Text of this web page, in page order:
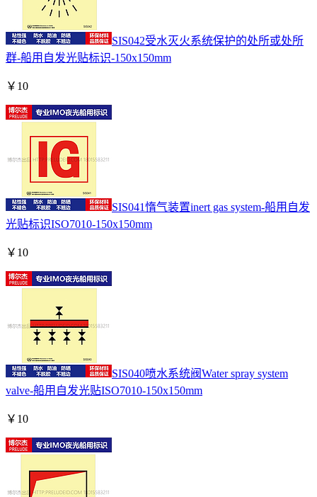
SIS042受水灭火系统保护的处所或处所
群-船用自发光贴标识-150x150mm
￥ 10
SIS041惰气装置inert gas system-船用自发
光贴标识ISO7010-150x150mm
￥ 10
SIS040喷水系统阀Water spray system
valve-船用自发光贴ISO7010-150x150mm
￥ 10